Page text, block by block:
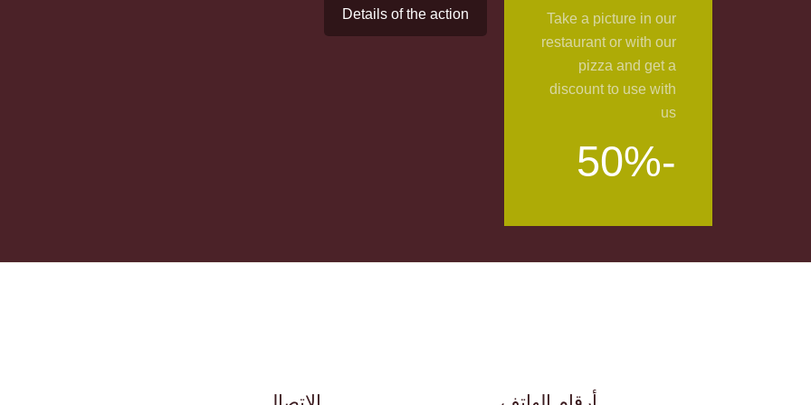
Details of the action
Take a picture in our
restaurant or with our
pizza and get a
discount to use with
us
-50%